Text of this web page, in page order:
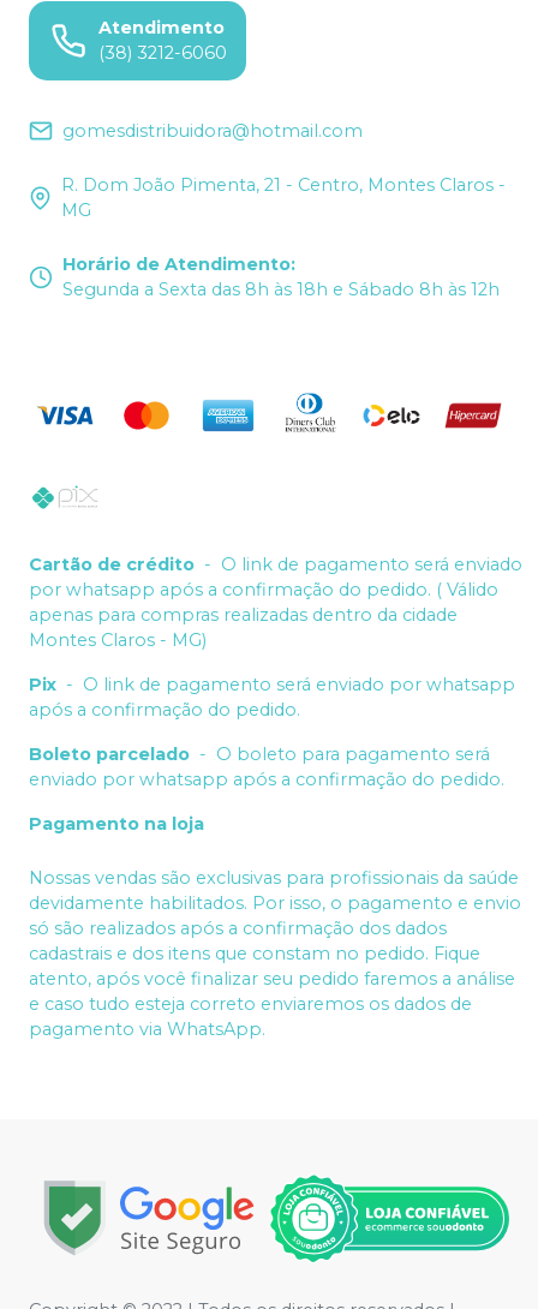
Atendimento
(38) 3212-6060
gomesdistribuidora@hotmail.com
R. Dom João Pimenta, 21 - Centro, Montes Claros -
MG
Horário de Atendimento:
Segunda a Sexta das 8h às 18h e Sábado 8h às 12h
Cartão de crédito - O link de pagamento será enviado
por whatsapp após a confirmação do pedido. ( Válido
apenas para compras realizadas dentro da cidade
Montes Claros - MG)
Pix - O link de pagamento será enviado por whatsapp
após a confirmação do pedido.
Boleto parcelado - O boleto para pagamento será
enviado por whatsapp após a confirmação do pedido.
Pagamento na loja
Nossas vendas são exclusivas para profissionais da saúde
devidamente habilitados. Por isso, o pagamento e envio
só são realizados após a confirmação dos dados
cadastrais e dos itens que constam no pedido. Fique
atento, após você finalizar seu pedido faremos a análise
e caso tudo esteja correto enviaremos os dados de
pagamento via WhatsApp.